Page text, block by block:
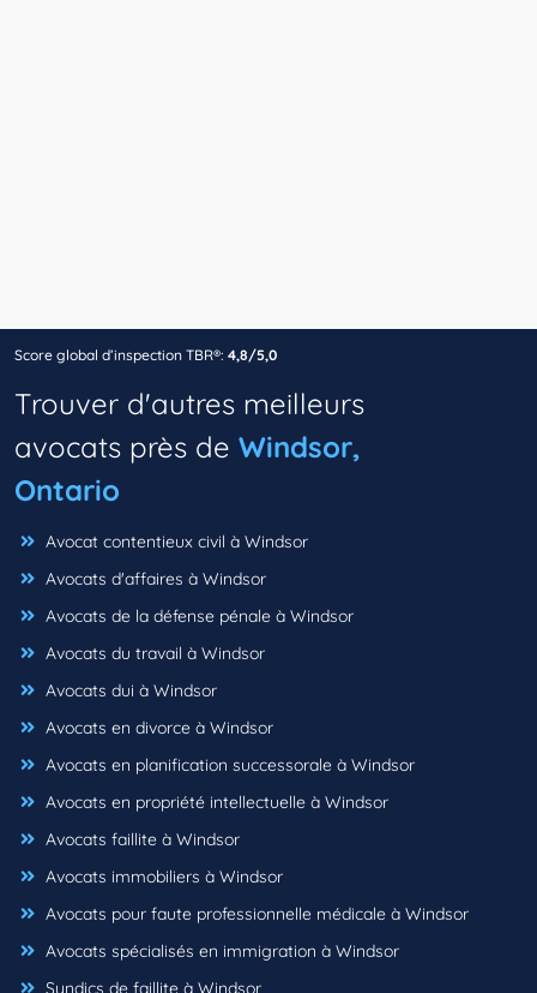
Score global d’inspection TBR®: 4,8/5,0
Trouver d'autres meilleurs
avocats près de Windsor,
Ontario
Avocat contentieux civil à Windsor
Avocats d'affaires à Windsor
Avocats de la défense pénale à Windsor
Avocats du travail à Windsor
Avocats dui à Windsor
Avocats en divorce à Windsor
Avocats en planification successorale à Windsor
Avocats en propriété intellectuelle à Windsor
Avocats faillite à Windsor
Avocats immobiliers à Windsor
Avocats pour faute professionnelle médicale à Windsor
Avocats spécialisés en immigration à Windsor
Syndics de faillite à Windsor